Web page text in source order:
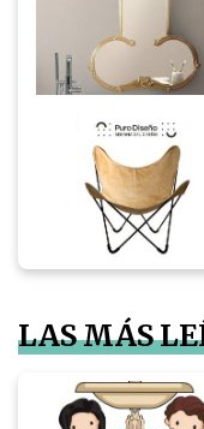
LAS MÁS